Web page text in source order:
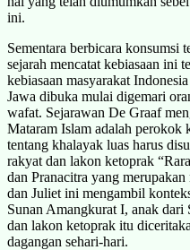
ini.
Sementara berbicara konsumsi
sejarah mencatat kebiasaan ini
kebiasaan masyarakat
Jawa dibuka mulai digemari
wafat. Sejarawan De Graaf
Mataram Islam adalah perokok
tentang khalayak luas harus
rakyat dan lakon ketoprak
dan Pranacitra yang
dan Juliet ini mengambil
Sunan Amangkurat I, anak
dan lakon ketoprak itu
dagangan sehari-hari.